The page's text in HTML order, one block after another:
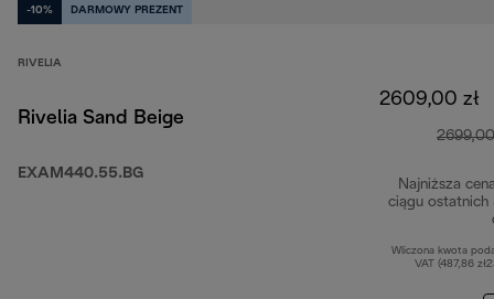
-10% DARMOWY PREZENT
RIVELIA
Rivelia Sand Beige
EXAM440.55.BG
2609,00 zł
2699,00
Najniższa
ciągu ostatnich
Wliczona kwota
VAT (487,86